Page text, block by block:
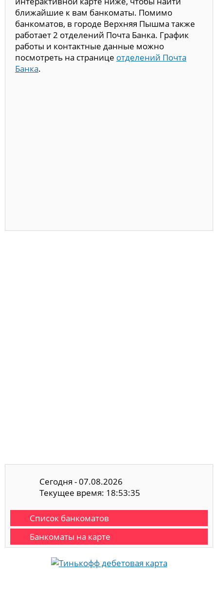
ближайшие к вам банкоматы. Помимо
банкоматов, в городе Верхняя Пышма также
работает 2 отделений Почта Банка. График
работы и контактные данные можно
посмотреть на странице отделений Почта
Банка.
Сегодня - 07.08.2026
Текущее время: 18:53:35
Список банкоматов
Банкоматы на карте